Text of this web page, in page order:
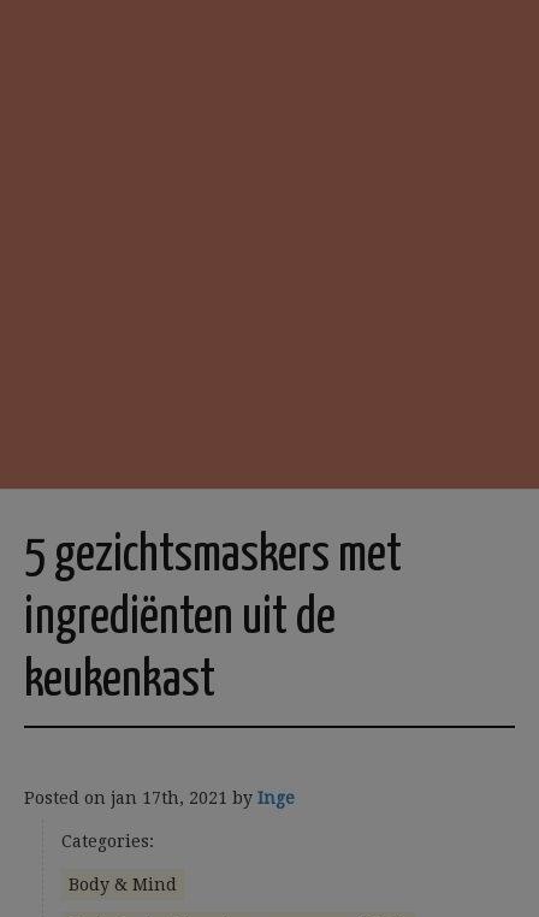
5 gezichtsmaskers met
ingrediënten uit de
keukenkast
Posted on jan 17th, 2021 by Inge
Categories:
Body & Mind